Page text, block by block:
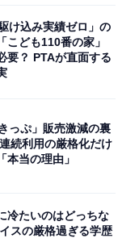
グ結果を見る
け込み実績ゼロ」の
ども110番の家」
要？ PTAが直面する
っぷ」販売激減の裏
続利用の厳格化だけ
本当の理由」
冷たいのはどっちな
スの厳格過ぎる学歴